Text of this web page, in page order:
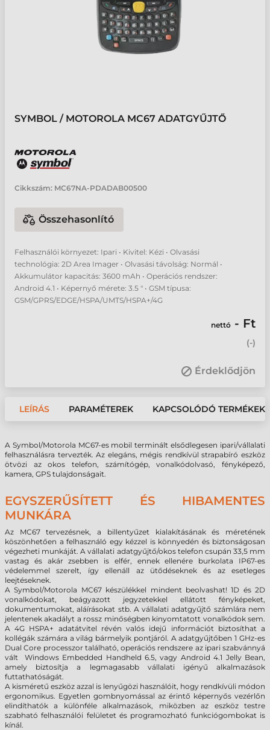
SYMBOL / MOTOROLA MC67 ADATGYŰJTŐ
Cikkszám: MC67NA-PDADAB00500
Összehasonlító
Felhasználói környezet: Ipari • Kivitel: Kézi • Olvasási
technológia: 2D Area Imager • Olvasási távolság: Normál •
Akkumulátor kapacitás: 3600 mAh • Operációs rendszer:
Android 4.1 • Képernyő mérete: 3.5 " • GSM típusa:
GSM/GPRS/EDGE/HSPA/UMTS/HSPA+/4G
nettó - Ft
(-)
Érdeklődjön
LEÍRÁS PARAMÉTEREK KAPCSOLÓDÓ TERMÉKEK
A Symbol/Motorola MC67-es mobil terminált elsődlegesen ipari/vállalati
felhasználásra tervezték. Az elegáns, mégis rendkívül strapabíró eszköz
ötvözi az okos telefon, számítógép, vonalkódolvasó, fényképező,
kamera, GPS tulajdonságait.
EGYSZERŰSÍTETT ÉS HIBAMENTES
MUNKÁRA
Az MC67 tervezésnek, a billentyűzet kialakításának és méretének
köszönhetően a felhasználó egy kézzel is könnyedén és biztonságosan
végezheti munkáját. A vállalati adatgyűjtő/okos telefon csupán 33,5 mm
vastag és akár zsebben is elfér, ennek ellenére burkolata IP67-es
védelemmel szerelt, így ellenáll az ütődéseknek és az esetleges
leejtéseknek.
A Symbol/Motorola MC67 készülékkel mindent beolvashat! 1D és 2D
vonalkódokat, beágyazott jegyzetekkel ellátott fényképeket,
dokumentumokat, aláírásokat stb. A vállalati adatgyűjtő számlára nem
jelentenek akadályt a rossz minőségben kinyomtatott vonalkódok sem.
A 4G HSPA+ adatátvitel révén valós idejű információt biztosíthat a
kollégák számára a világ bármelyik pontjáról. A adatgyűjtőben 1 GHz-es
Dual Core processzor található, operációs rendszere az ipari szabvánnyá
vált Windows Embedded Handheld 6.5, vagy Android 4.1 Jelly Bean,
amely biztosítja a legmagasabb vállalati igényű alkalmazások
futtathatóságát.
A kisméretű eszköz azzal is lenyűgözi használóit, hogy rendkívüli módon
ergonomikus. Egyetlen gombnyomással az érintő képernyős vezérlőn
elindíthatók a különféle alkalmazások, miközben az eszköz testre
szabható felhasználói felületet és programozható funkciógombokat is
kínál.